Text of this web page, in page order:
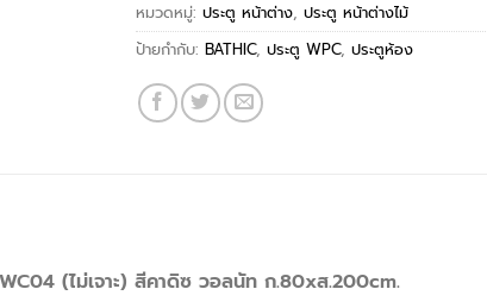
หมวดหมู่:ประตู หน้าต่าง,ประตู หน้าต่างไม้
ป้ายกำกับ:BATHIC,ประตู WPC,ประตูห้อง
(ไม่เจาะ) สีคาดิซ วอลนัท ก.80xส.200cm.